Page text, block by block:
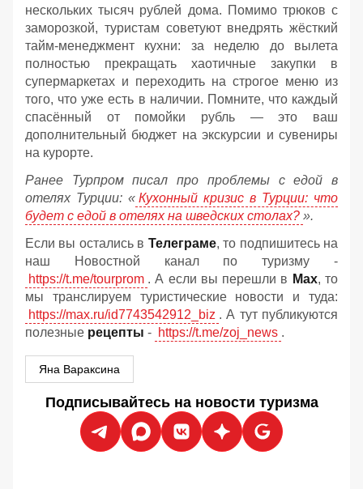
нескольких тысяч рублей дома. Помимо трюков с
заморозкой, туристам советуют внедрять жёсткий
тайм-менеджмент кухни: за неделю до вылета
полностью прекращать хаотичные закупки в
супермаркетах и переходить на строгое меню из
того, что уже есть в наличии. Помните, что каждый
спасённый от помойки рубль — это ваш
дополнительный бюджет на экскурсии и сувениры
на курорте.
Ранее Турпром писал про проблемы с едой в
отелях Турции: « Кухонный кризис в Турции: что
будет с едой в отелях на шведских столах? ».
Если вы остались в Телеграме, то подпишитесь на
наш Новостной канал по туризму -
https://t.me/tourprom . А если вы перешли в Мах, то
мы транслируем туристические новости и туда:
https://max.ru/id7743542912_biz . А тут публикуются
полезные рецепты - https://t.me/zoj_news .
Яна Вараксина
Подписывайтесь на новости туризма